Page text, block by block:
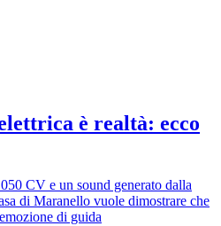
è realtà: ecco
CV e un sound generato dalla
di Maranello vuole dimostrare che
di guida